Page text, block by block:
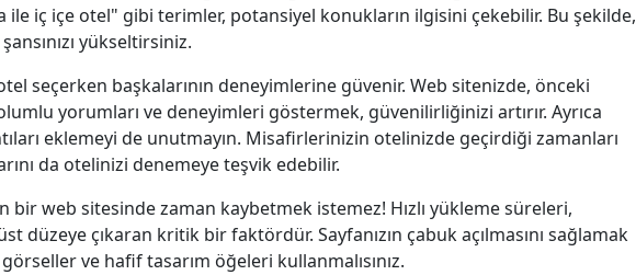
ile iç içe otel" gibi terimler, potansiyel konukların ilgisini çekebilir. Bu şekilde,
yükseltirsiniz.
seçerken başkalarının deneyimlerine güvenir. Web sitenizde, önceki
yorumları ve deneyimleri göstermek, güvenilirliğinizi artırır. Ayrıca
eklemeyi de unutmayın. Misafirlerinizin otelinizde geçirdiği zamanları
da otelinizi denemeye teşvik edebilir.
bir web sitesinde zaman kaybetmek istemez! Hızlı yükleme süreleri,
düzeye çıkaran kritik bir faktördür. Sayfanızın çabuk açılmasını sağlamak
ve hafif tasarım öğeleri kullanmalısınız.